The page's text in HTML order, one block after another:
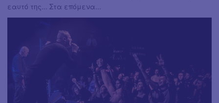
εαυτό της... Στα επόμενα...